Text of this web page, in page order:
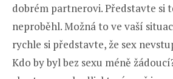
dobrém partnerovi. Představte si
neproběhl. Možná to ve vaší
rychle si představte, že sex
Kdo by byl bez sexu méně